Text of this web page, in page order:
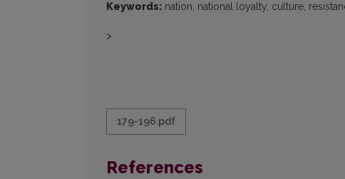
Keywords: nation, national loyalty, culture,
>
179-196.pdf
References